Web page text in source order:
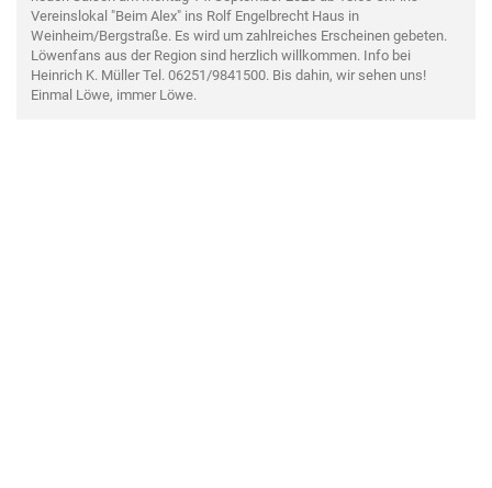
Vereinslokal "Beim Alex" ins Rolf Engelbrecht Haus in
Weinheim/Bergstraße. Es wird um zahlreiches Erscheinen gebeten.
Löwenfans aus der Region sind herzlich willkommen. Info bei
Heinrich K. Müller Tel. 06251/9841500. Bis dahin, wir sehen uns!
Einmal Löwe, immer Löwe.